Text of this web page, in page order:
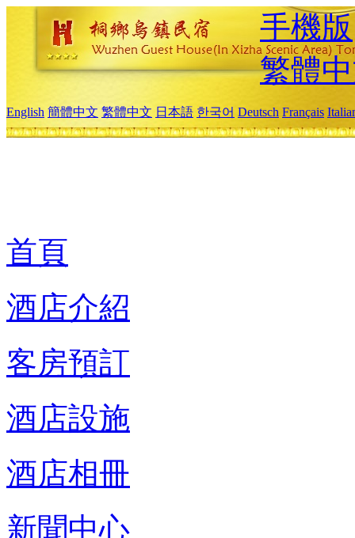
手機版
繁體
English 簡體中文 繁體中文 日本語 한국어 Deutsch Français
首頁
酒店介紹
客房預訂
酒店設施
酒店相冊
新聞中心